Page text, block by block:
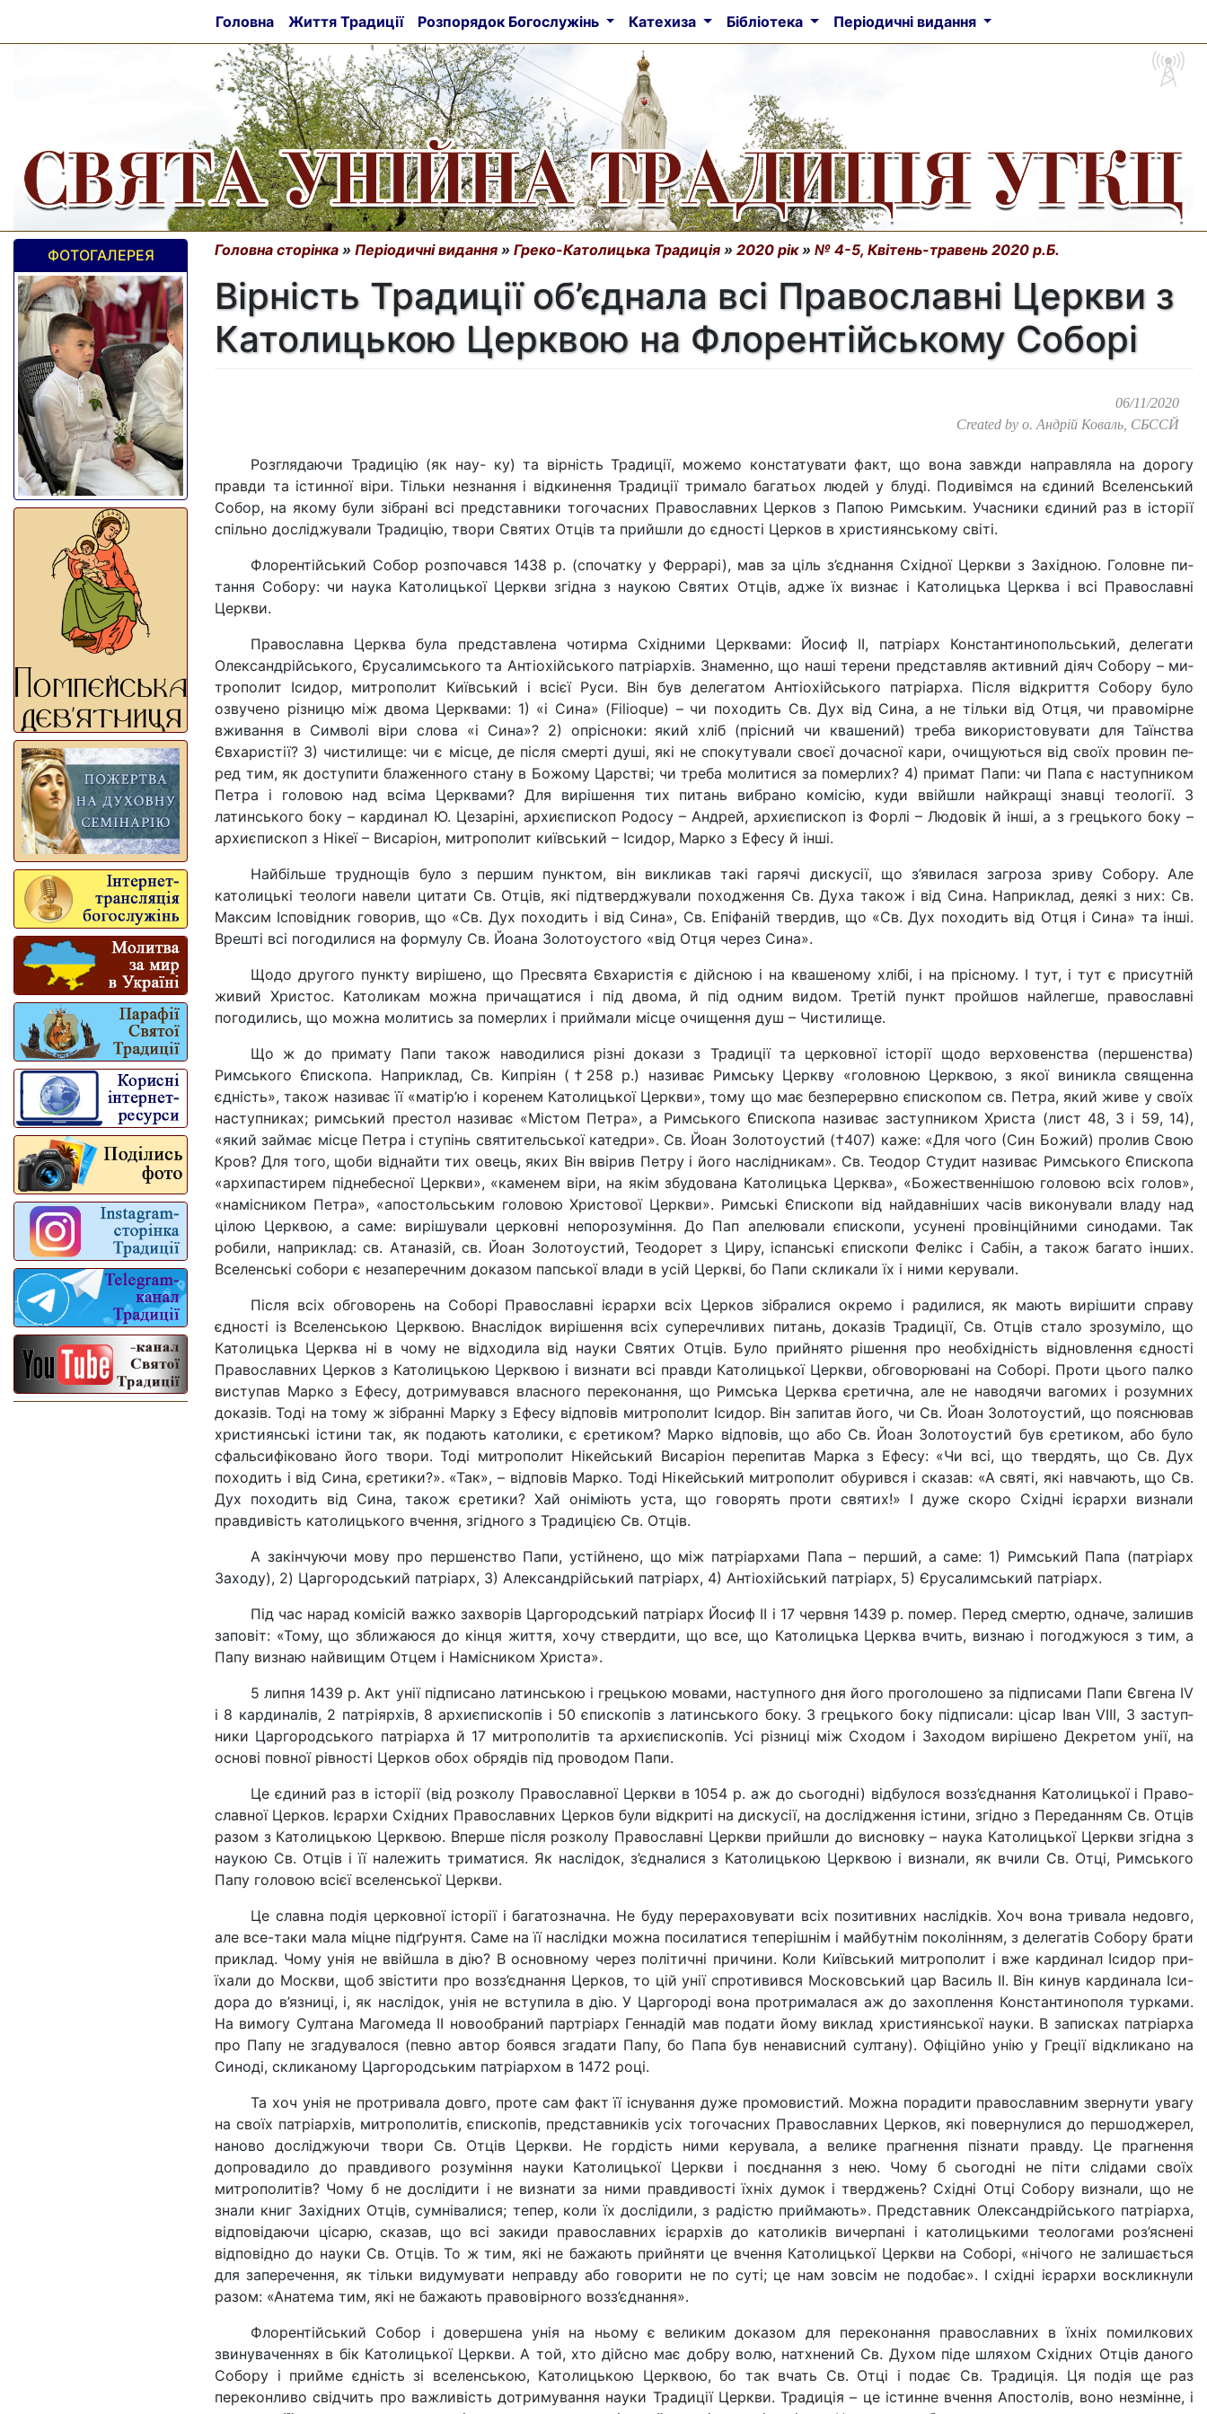
Головна Життя Традиції Розпорядок Богослужінь Катехиза Бібліотека Періодичні видання
ФОТОГАЛЕРЕЯ Головна сторінка » Періодичні видання » Греко-Католицька Традиція » 2020 рік» № 4-5, Квітень-травень 2020 р.Б.
Вірність Традиції об’єднала всі Православні Церкви з
Католицькою Церквою на Флорентійському Соборі
06/11/2020
Created by о. Андрій Коваль, СБССЙ
Розглядаючи Традицію (як нау- ку) та вірність Традиції, можемо констатувати факт, що вона завж­ди направляла на дорогу
правди та істинної віри. Тільки незнання і від­кинення Традиції тримало багатьох людей у блуді. Подивімся на єди­ний Вселенський
Собор, на якому були зібрані всі представники то­гочасних Православних Церков з Папою Римським. Учасники єдиний раз в історії
спільно досліджували Традицію, твори Святих Отців та прийшли до єдності Церков в хри­стиянському світі.
Флорентійський Собор розпо­чався 1438 р. (спочатку у Ферра­рі), мав за ціль з’єднання Східної Церкви з Західною. Головне пи­
тання Собору: чи наука Католиць­кої Церкви згідна з наукою Святих Отців, адже їх визнає і Католицька Церква і всі Православні
Церкви.
Православна Церква була представлена чотирма Східними Церквами: Йосиф ІІ, патріарх Константинопольський, делегати
Олександрійського, Єрусалимсько­го та Антіохійського патріархів. Знаменно, що наші терени пред­ставляв активний діяч Собору – ми­
трополит Ісидор, митрополит Київ­ський і всієї Руси. Він був делега­том Антіохійського патріарха. Піс­ля відкриття Собору було
озвучено різницю між двома Церквами: 1) «і Сина» (Filioque) – чи походить Св. Дух від Сина, а не тільки від Отця, чи правомірне
вживання в Символі віри слова «і Сина»? 2) опрісноки: який хліб (прісний чи квашений) треба використовувати для Таїн­ства
Євхаристії? 3) чистилище: чи є місце, де після смерті душі, які не спокутували своєї дочасної кари, очищуються від своїх провин пе­
ред тим, як доступити блаженного стану в Божому Царстві; чи треба молитися за померлих? 4) примат Папи: чи Папа є наступником
Пе­тра і головою над всіма Церквами? Для вирішення тих питань вибра­но комісію, куди ввійшли найкра­щі знавці теології. З
латинського боку – кардинал Ю. Цезаріні, ар­хиєпископ Родосу – Андрей, архи­єпископ із Форлі – Людовік й інші, а з грецького боку –
архиєпископ з Нікеї – Висаріон, митрополит ки­ївський – Ісидор, Марко з Ефесу й інші.
Найбільше труднощів було з першим пунктом, він викликав такі гарячі дискусії, що з’явилася за­гроза зриву Собору. Але
католиць­кі теологи навели цитати Св. Отців, які підтверджували походження Св. Духа також і від Сина. Напри­клад, деякі з них: Св.
Максим Іс­повідник говорив, що «Св. Дух походить і від Сина», Св. Епіфаній твердив, що «Св. Дух походить від Отця і Сина» та інші.
Врешті всі погодилися на формулу Св. Йоа­на Золотоустого «від Отця через Сина».
Щодо другого пункту вирішено, що Пресвята Євхаристія є дійсною і на квашеному хлібі, і на прісному. І тут, і тут є присутній
живий Хри­стос. Католикам можна причаща­тися і під двома, й під одним видом. Третій пункт пройшов найлегше, православні
погодились, що можна молитись за померлих і приймали місце очищення душ – Чистилище.
Що ж до примату Папи також наводилися різні докази з Традиції та церковної історії щодо верхо­венства (першенства)
Римського Єпископа. Наприклад, Св. Кипріян (†258 р.) називає Римську Церкву «головною Церквою, з якої ви­никла священна
єдність», також називає її «матір’ю і коренем Ка­толицької Церкви», тому що має безперервно єпископом св. Петра, який живе у своїх
наступниках; римський престол називає «Містом Петра», а Римського Єпископа на­зиває заступником Христа (лист 48, 3 і 59, 14),
«який займає міс­це Петра і ступінь святительської катедри». Св. Йоан Золотоустий (†407) каже: «Для чого (Син Бо­жий) пролив Свою
Кров? Для того, щоби віднайти тих овець, яких Він ввірив Петру і його наслідникам». Св. Теодор Студит називає Рим­ського Єпископа
«архипастирем піднебесної Церкви», «каменем віри, на якім збудована Католиць­ка Церква», «Божественнішою го­ловою всіх голов»,
«намісником Петра», «апостольським головою Христової Церкви». Римські Єпи­скопи від найдавніших часів вико­нували владу над
цілою Церквою, а саме: вирішували церковні не­порозуміння. До Пап апелювали єпископи, усунені провінційними синодами. Так
робили, наприклад: св. Атаназій, св. Йоан Золотоустий, Теодорет з Циру, іспанські єписко­пи Фелікс і Сабін, а також багато інших.
Вселенські собори є незапе­речним доказом папської влади в усій Церкві, бо Папи скликали їх і ними керували.
Після всіх обговорень на Собо­рі Православні ієрархи всіх Церков зібралися окремо і радилися, як мають вирішити справу
єдності із Вселенською Церквою. Внаслідок вирішення всіх суперечливих пи­тань, доказів Традиції, Св. Отців стало зрозуміло, що
Католицька Церква ні в чому не відходила від науки Святих Отців. Було прийня­то рішення про необхідність від­новлення єдності
Православних Церков з Католицькою Церквою і визнати всі правди Католицької Церкви, обговорювані на Соборі. Проти цього палко
виступав Мар­ко з Ефесу, дотримувався власного переконання, що Римська Церква єретична, але не наводячи ваго­мих і розумних
доказів. Тоді на тому ж зібранні Марку з Ефесу від­повів митрополит Ісидор. Він запи­тав його, чи Св. Йоан Золотоустий, що пояснював
християнські істини так, як подають католики, є єре­тиком? Марко відповів, що або Св. Йоан Золотоустий був єретиком, або було
сфальсифіковано його твори. Тоді митрополит Нікейський Висаріон перепитав Марка з Ефе­су: «Чи всі, що твердять, що Св. Дух
походить і від Сина, єрети­ки?». «Так», – відповів Марко. Тоді Нікейський митрополит обурився і сказав: «А святі, які навчають, що Св.
Дух походить від Сина, також єретики? Хай оніміють уста, що го­ворять проти святих!» І дуже скоро Східні ієрархи визнали
правдивість католицького вчення, згідного з Традицією Св. Отців.
А закінчуючи мову про пер­шенство Папи, устійнено, що між патріархами Папа – перший, а саме: 1) Римський Папа (патріарх
Заходу), 2) Царгородський патрі­арх, 3) Александрійський патріарх, 4) Антіохійський патріарх, 5) Єру­салимський патріарх.
Під час нарад комісій важко за­хворів Царгородський патріарх Йо­сиф ІІ і 17 червня 1439 р. помер. Перед смертю, одначе, залишив
заповіт: «Тому, що зближаюся до кінця життя, хочу ствердити, що все, що Католицька Церква вчить, визнаю і погоджуюся з тим, а
Папу визнаю найвищим Отцем і Наміс­ником Христа».
5 липня 1439 р. Акт унії підпи­сано латинською і грецькою мова­ми, наступного дня його проголо­шено за підписами Папи Євгена ІV
і 8 кардиналів, 2 патріярхів, 8 ар­хиєпископів і 50 єпископів з латин­ського боку. З грецького боку під­писали: цісар Іван VІІІ, 3 заступ­
ники Царгородського патріарха й 17 митрополитів та архиєпископів. Усі різниці між Сходом і Заходом вирішено Декретом унії, на
основі повної рівності Церков обох обря­дів під проводом Папи.
Це єдиний раз в історії (від розколу Православної Церкви в 1054 р. аж до сьогодні) відбулося возз’єднання Католицької і Право­
славної Церков. Ієрархи Східних Православних Церков були відкри­ті на дискусії, на дослідження істи­ни, згідно з Переданням Св. Отців
разом з Католицькою Церквою. Вперше після розколу Православ­ні Церкви прийшли до висновку – наука Католицької Церкви згідна з
наукою Св. Отців і її належить три­матися. Як наслідок, з’єдналися з Католицькою Церквою і визнали, як вчили Св. Отці, Римського
Папу головою всієї вселенської Церкви.
Це славна подія церковної іс­торії і багатозначна. Не буду пе­рераховувати всіх позитивних на­слідків. Хоч вона тривала недовго,
але все-таки мала міцне підґрунтя. Саме на її наслідки можна посила­тися теперішнім і майбутнім поко­лінням, з делегатів Собору брати
приклад. Чому унія не ввійшла в дію? В основному через політичні причини. Коли Київський митро­полит і вже кардинал Ісидор при­
їхали до Москви, щоб звістити про возз’єднання Церков, то цій унії спротивився Московський цар Ва­силь ІІ. Він кинув кардинала Іси-
дора до в’язниці, і, як наслідок, унія не вступила в дію. У Царгоро­ді вона протрималася аж до захо­плення Константинополя турками.
На вимогу Султана Магомеда ІІ но­вообраний партріарх Геннадій мав подати йому виклад християнської науки. В записках патріарха
про Папу не згадувалося (певно автор боявся згадати Папу, бо Папа був ненависний султану). Офіційно унію у Греції відкликано на
Синоді, скликаному Царгородським патрі­архом в 1472 році.
Та хоч унія не протривала дов­го, проте сам факт її існування дуже промовистий. Можна порадити пра­вославним звернути увагу
на своїх патріархів, митрополитів, єписко­пів, представників усіх тогочасних Православних Церков, які повернулися до першоджерел,
на­ново досліджуючи твори Св. Отців Церкви. Не гордість ними керувала, а велике прагнення пізнати правду. Це прагнен­ня
допровадило до правдивого розуміння науки Католицької Церкви і поєднання з нею. Чому б сьогодні не піти слідами своїх
митрополитів? Чому б не дослідити і не визнати за ними правдивості їхніх думок і тверджень? Східні Отці Собору ви­знали, що не
знали книг Західних Отців, сумнівалися; те­пер, коли їх дослідили, з радістю приймають». Представник Олександрійського патріарха,
відповідаючи цісарю, сказав, що всі закиди православних ієрархів до католиків вичерпані і католицькими теологами роз’яснені
відповідно до науки Св. Отців. То ж тим, які не бажають прийняти це вчення Като­лицької Церкви на Соборі, «нічого не залишається
для запе­речення, як тільки видумувати неправду або говорити не по суті; це нам зовсім не подобає». І східні ієрархи воскликнули
разом: «Анатема тим, які не бажають правовірного возз’єд­нання».
Флорентійський Собор і довершена унія на ньому є вели­ким доказом для переконання православних в їхніх помилко­вих
звинуваченнях в бік Католицької Церкви. А той, хто дійс­но має добру волю, натхнений Св. Духом піде шляхом Схід­них Отців даного
Собору і прийме єдність зі вселенською, Католицькою Церквою, бо так вчать Св. Отці і подає Св. Тра­диція. Ця подія ще раз
переконливо свідчить про важливість дотримування науки Традиції Церкви. Традиція – це істинне вчення Апостолів, воно незмінне, і